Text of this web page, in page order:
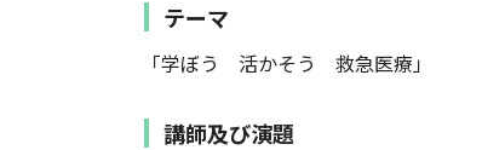
テーマ
「学ぼう 活かそう 救急医療」
講師及び演題